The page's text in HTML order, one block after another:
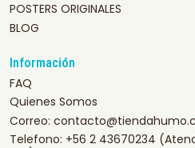
POSTERS ORIGINALES
BLOG
Información
FAQ
Quienes Somos
Correo:
Telefono: +56 2 43670234